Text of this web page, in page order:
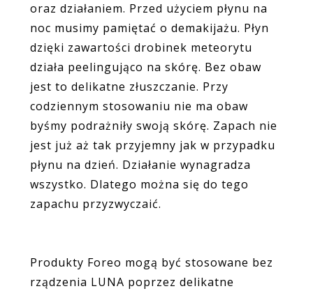
oraz działaniem. Przed użyciem płynu na
noc musimy pamiętać o demakijażu. Płyn
dzięki zawartości drobinek meteorytu
działa peelingująco na skórę. Bez obaw
jest to delikatne złuszczanie. Przy
codziennym stosowaniu nie ma obaw
byśmy podrażniły swoją skórę. Zapach nie
jest już aż tak przyjemny jak w przypadku
płynu na dzień. Działanie wynagradza
wszystko. Dlatego można się do tego
zapachu przyzwyczaić.
Produkty Foreo mogą być stosowane bez
rządzenia LUNA poprzez delikatne